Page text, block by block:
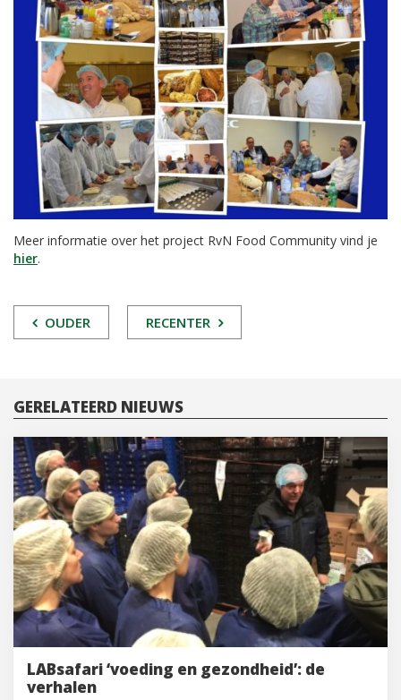
Meer informatie over het project RvN Food Community vind je
hier.
POST
OUDER RECENTER
GERELATEERD NIEUWS
LABsafari ‘voeding en gezondheid’: de
verhalen